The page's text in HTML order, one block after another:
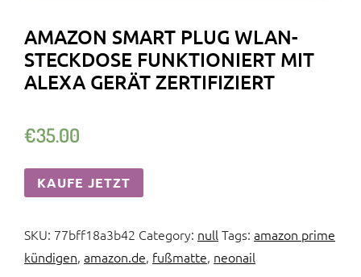
AMAZON SMART PLUG WLAN-
STECKDOSE FUNKTIONIERT MIT
ALEXA GERÄT ZERTIFIZIERT
€35.00
KAUFE JETZT
SKU: 77bff18a3b42 Category: null Tags: amazon prime
kündigen, amazon.de, fußmatte, neonail